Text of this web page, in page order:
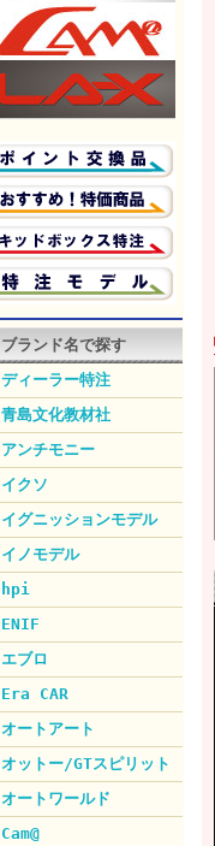
ブランド名で探す
ディーラー特注
青島文化教材社
アンチモニー
イクソ
イグニッションモデル
イノモデル
hpi
ENIF
エブロ
Era CAR
オートアート
オットー/GTスピリット
オートワールド
Cam@